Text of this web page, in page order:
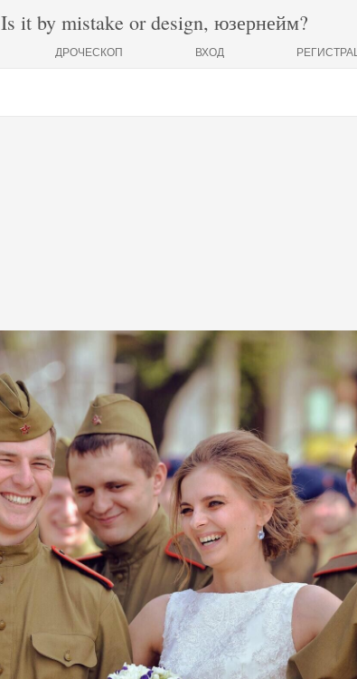
Is it by mistake or design, юзернейм?
ДРОЧЕСКОП ВХОД